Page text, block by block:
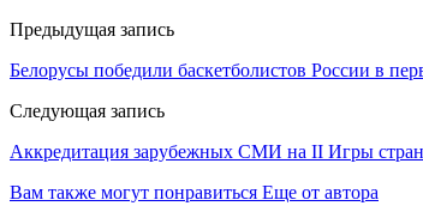
Предыдущая запись
Белорусы победили баскетболистов России в
Следующая запись
Аккредитация зарубежных СМИ на II Игры
Вам также могут понравиться Еще от автора